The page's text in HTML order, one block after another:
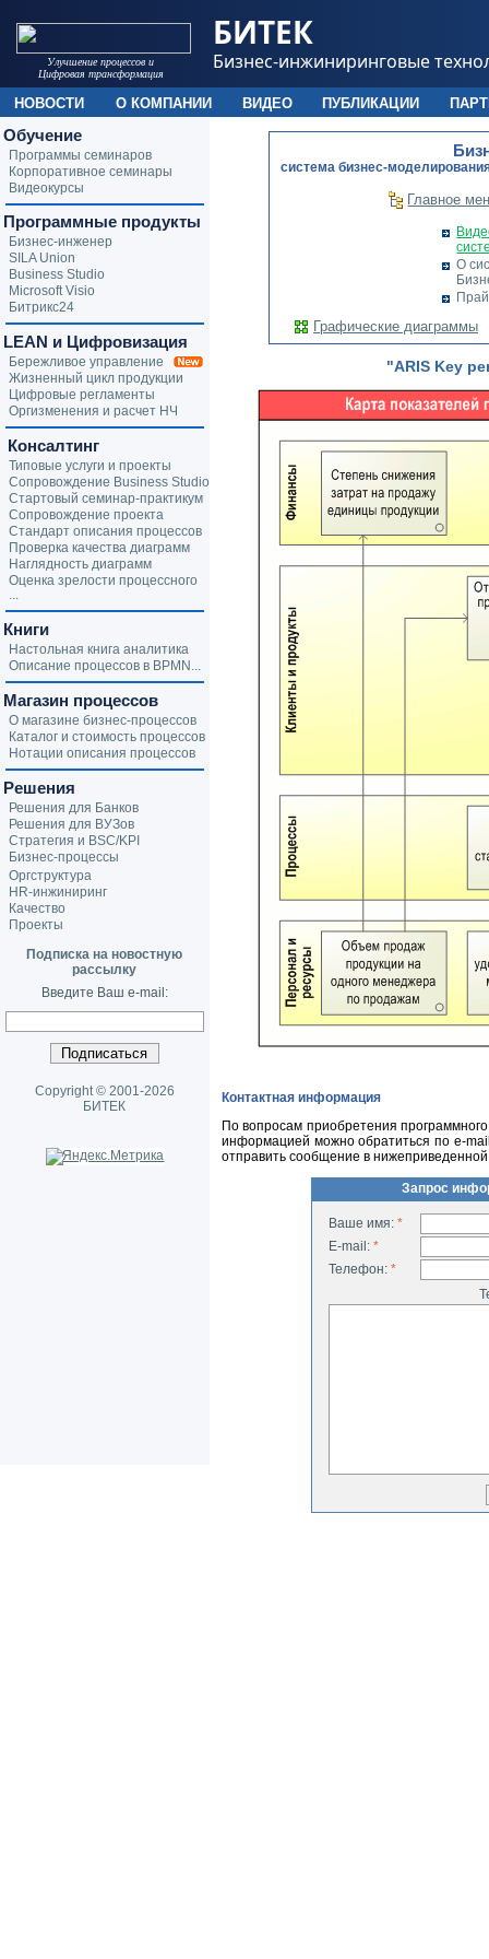
cистема бизнес-
Главное
О
Графические диаграммы
"ARIS Key
Контактная информация
По вопросам приобретения
информацией можно обратиться по e-
отправить сообщение в
Запрос
Ваше имя: *
E-mail: *
Телефон: *
Обучение
Программы семинаров
Корпоративное семинары
Видеокурсы
Программные продукты
Бизнес-инженер
SILA Union
Business Studio
Microsoft Visio
Битрикс24
LEAN и Цифровизация
Бережливое управление
Жизненный цикл продукции
Цифровые регламенты
Оргизменения и расчет НЧ
Консалтинг
Типовые услуги и проекты
Сопровождение Business Studio
Стартовый семинар-практикум
Сопровождение проекта
Стандарт описания процессов
Проверка качества диаграмм
Наглядность диаграмм
Оценка зрелости процессного
...
Книги
Настольная книга аналитика
Описание процессов в BPMN...
Магазин процессов
О магазине бизнес-процессов
Каталог и стоимость процессов
Нотации описания процессов
Решения
Решения для Банков
Решения для ВУЗов
Стратегия и BSC/KPI
Бизнес-процессы
Оргструктура
HR-инжиниринг
Качество
Проекты
Подписка на новостную
рассылку
Введите Ваш e-mail:
Copyright © 2001-2026
БИТЕК
Улучшение процессов и
Цифровая трансформация
БИТЕК
Бизнес-инжиниринговые
НОВОСТИ О КОМПАНИИ ВИДЕО ПУБЛИКАЦИИ